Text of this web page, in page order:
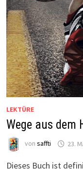
LEKTÜRE
Wege aus dem
von saffti 23.
Dieses Buch ist